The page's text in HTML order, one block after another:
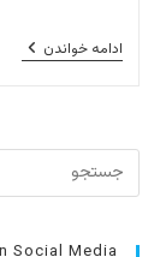
ادامه خواندن
Living
Social Media